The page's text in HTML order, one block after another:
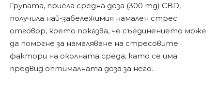
Групата, приела средна доза (300 mg) CBD,
получила най-забележимия намален стрес
отговор, което показва, че съединението може
да помогне за намаляване на стресовите
фактори на околната среда, като се има
предвид оптималната доза за него.